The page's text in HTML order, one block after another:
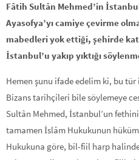
Fâtih Sultân Mehmed’in
Ayasofya’yı camiye çevirme
mabedleri yok ettiği, şehirde
İstanbul’u yakıp yıktığı
Hemen şunu ifade edelim ki, bu
Bizans tarihçileri bile söylemeye
Sultân Mehmed, İstanbul’un
tamamen İslâm Hukukunun
Hukukuna göre, bil-fiil harp